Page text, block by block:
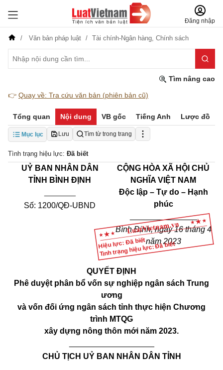
Đăng nhập
Văn bản pháp luật Tài chính-Ngân hàng, Chính sách
Tìm nâng cao
👉 Quay về: Tra cứu văn bản (phiên bản cũ)
Tổng quan Nội dung VB gốc Tiếng Anh Lược đồ
Mục lục Lưu Tìm từ trong trang
Tình trạng hiệu lực: Đã biết
Hiệu lực: Đã biết
Tình trạng hiệu lực: Đã biết
UỶ BAN NHÂN DÂN
TỈNH BÌNH ĐỊNH
Số: 1200/QĐ-UBND
CỘNG HÒA XÃ HỘI CHỦ
NGHĨA VIỆT NAM
Độc lập – Tự do – Hạnh
phúc
_______________
Bình Định, ngày 16 tháng 4
năm 2023
QUYẾT ĐỊNH
Phê duyệt phân bổ vốn sự nghiệp ngân sách Trung
ương
và vốn đối ứng ngân sách tỉnh thực hiện Chương
trình MTQG
xây dựng nông thôn mới năm 2023.
CHỦ TỊCH UỶ BAN NHÂN DÂN TỈNH